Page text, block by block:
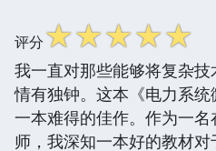
评分☆☆☆☆☆
我一直对那些能够将复杂技
情有独钟。这本《电力系
一本难得的佳作。作为一
师，我深知一本好的教材